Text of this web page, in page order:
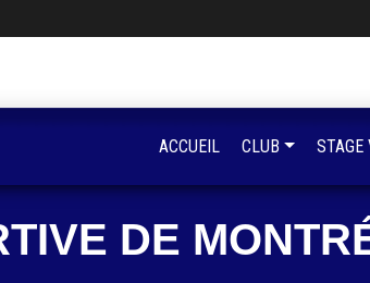
DE
ACCUEIL CLUB STAGE